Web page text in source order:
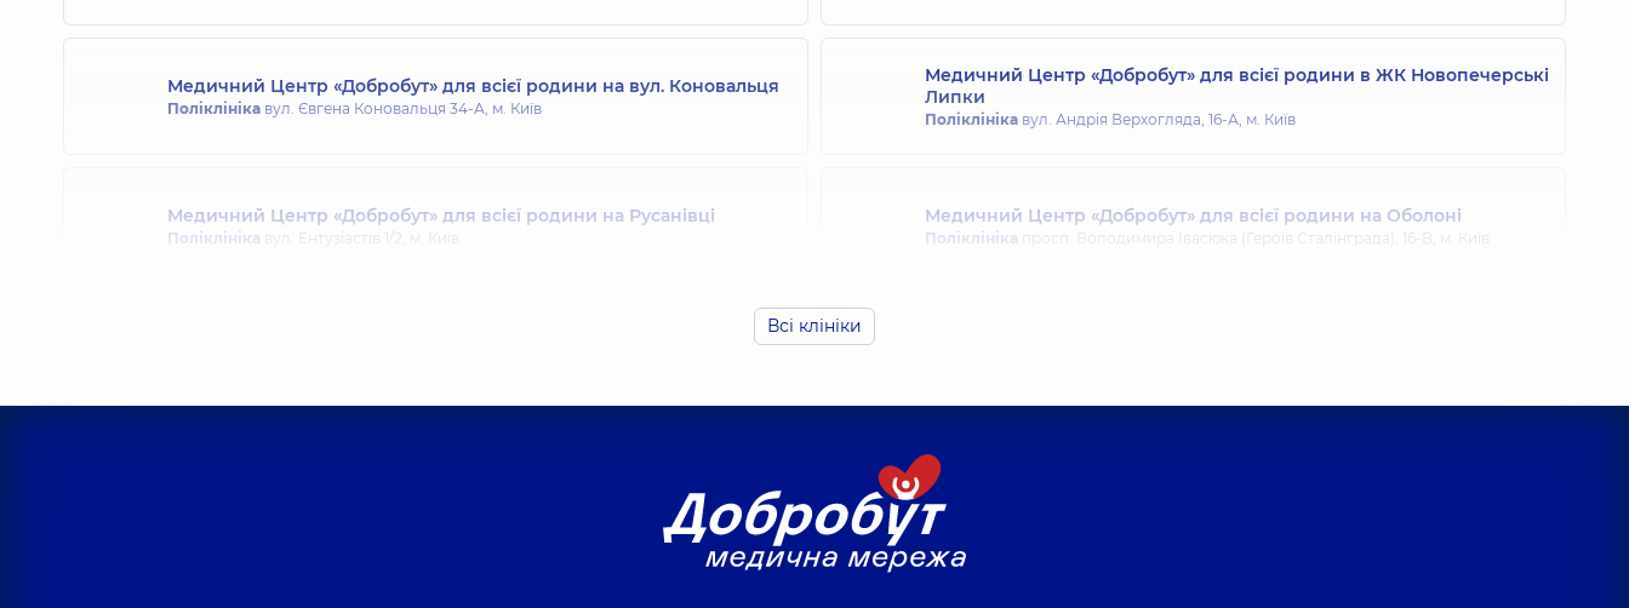
Медичний Центр «Добробут» для всієї родини на вул. Коновальця
Поліклініка вул. Євгена Коновальця 34-А, м. Київ
Медичний Центр «Добробут» для всієї родини в ЖК Новопечерські
Липки
Поліклініка вул. Андрія Верхогляда, 16-А, м. Київ
Медичний Центр «Добробут» для всієї родини на Русанівці
Поліклініка вул. Ентузіастів 1/2, м. Київ
Медичний Центр «Добробут» для всієї родини на Оболоні
Поліклініка просп. Володимира Івасюка (Героїв Сталінграда), 16-В, м. Київ
Всі клініки